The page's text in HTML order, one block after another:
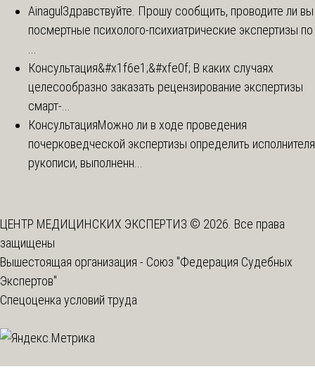
AinagulЗдравствуйте. Прошу сообщить, проводите ли вы
посмертные психолого-психиатрические экспертизы по
Консультация&#x1f6e1;&#xfe0f; В каких случаях
целесообразно заказать рецензирование экспертизы
смарт-...
КонсультацияМожно ли в ходе проведения
почерковедческой экспертизы определить исполнителя
рукописи, выполненн...
ЦЕНТР МЕДИЦИНСКИХ ЭКСПЕРТИЗ © 2026. Все права
защищены
Вышестоящая организация - Союз "Федерация Судебных
Экспертов"
Спецоценка условий труда